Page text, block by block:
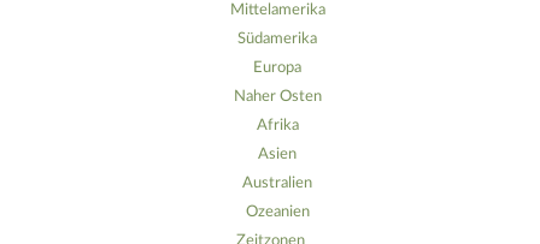
Mittelamerika
Südamerika
Europa
Naher Osten
Afrika
Asien
Australien
Ozeanien
Zeitzonen